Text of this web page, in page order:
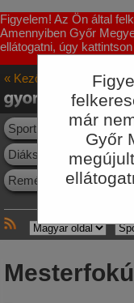
már
Győr
Figyelem! Az Ön által
Amennyiben Győr
ellátogatni, úgy kattintson
« Kezőoldal
Sport
Sporthírek
Diáksport
Reménységeink